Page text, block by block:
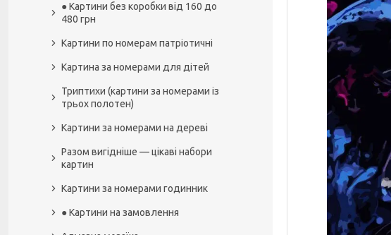
● Картини без коробки від 160 до
480 грн
Картини по номерам патріотичні
Картина за номерами для дітей
Триптихи (картини за номерами із
трьох полотен)
Картини за номерами на дереві
Разом вигідніше — цікаві набори
картин
Картини за номерами годинник
● Картини на замовлення